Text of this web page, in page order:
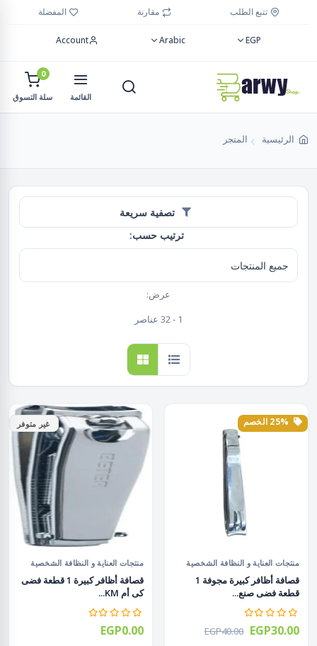
تتبع الطلب مقارنة المفضلة
EGP
Arabic
Account
القائمة
0
سلة التسوق
الرئيسية المتجر
تصفية سريعة
ترتيب حسب:
عرض:
1 - 32 عناصر
منتجات العناية و النظافة الشخصية
قصافة أظافر كبيرة مجوفة 1
قطعة فضى صنع...
EGP40.00 EGP30.00
غير متوفر
منتجات العناية و النظافة الشخصية
قصافة أظافر كبيرة 1 قطعة فضى
كى أم KM...
EGP0.00